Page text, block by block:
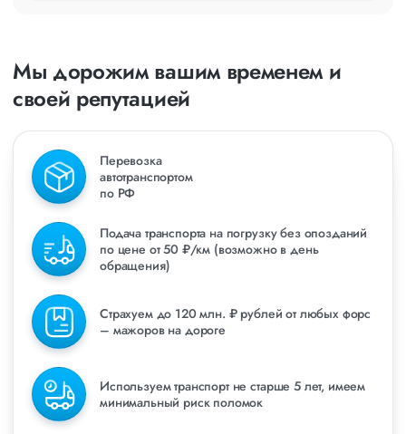
Мы дорожим вашим временем и
своей репутацией
Перевозка
автотранспортом
по РФ
Подача транспорта на погрузку без опозданий
по цене от 50 ₽/км (возможно в день
обращения)
Страхуем до 120 млн. ₽ рублей от любых форс
– мажоров на дороге
Используем транспорт не старше 5 лет, имеем
минимальный риск поломок